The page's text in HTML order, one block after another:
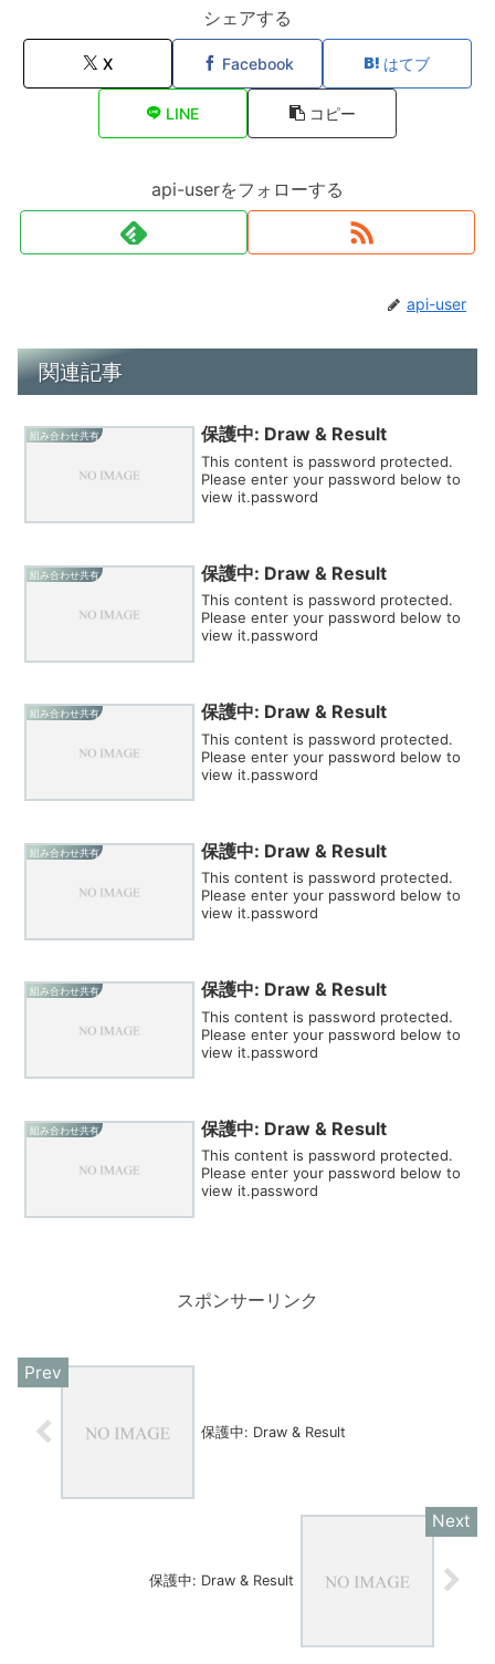
シェアする
X Facebook はてブ
LINE コピー
api-userをフォローする
api-user
関連記事
組み合わせ共有 保護中: Draw & Result
This content is password protected.
Please enter your password below to
view it.password
組み合わせ共有 保護中: Draw & Result
This content is password protected.
Please enter your password below to
view it.password
組み合わせ共有 保護中: Draw & Result
This content is password protected.
Please enter your password below to
view it.password
組み合わせ共有 保護中: Draw & Result
This content is password protected.
Please enter your password below to
view it.password
組み合わせ共有 保護中: Draw & Result
This content is password protected.
Please enter your password below to
view it.password
組み合わせ共有 保護中: Draw & Result
This content is password protected.
Please enter your password below to
view it.password
スポンサーリンク
保護中: Draw & Result
保護中: Draw & Result